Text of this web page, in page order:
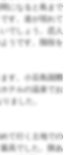
になると島まで
す。道が現れて
でしょう。恋人
うです。階段を
す。小豆島国際
テルの温泉でお
ました。
て行く土地での
高でした。隙あ